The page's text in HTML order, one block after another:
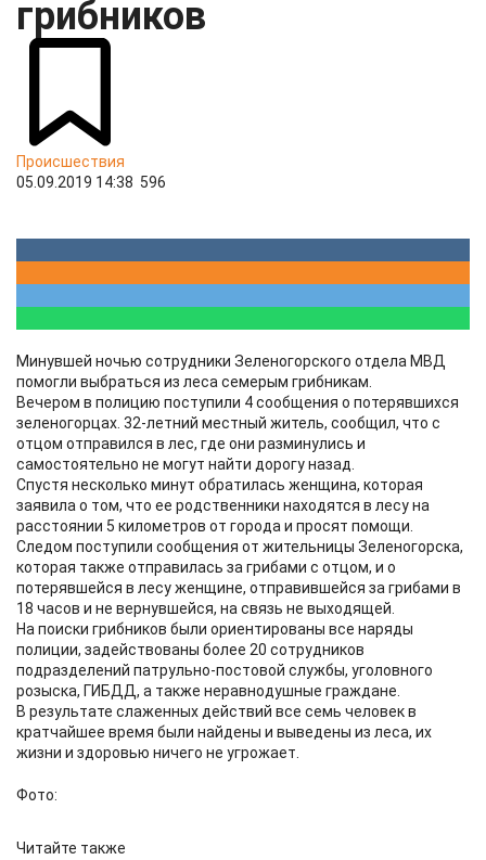
грибников
Происшествия
05.09.2019 14:38 596
Минувшей ночью сотрудники Зеленогорского отдела МВД
помогли выбраться из леса семерым грибникам.
Вечером в полицию поступили 4 сообщения о потерявшихся
зеленогорцах. 32-летний местный житель, сообщил, что с
отцом отправился в лес, где они разминулись и
самостоятельно не могут найти дорогу назад.
Спустя несколько минут обратилась женщина, которая
заявила о том, что ее родственники находятся в лесу на
расстоянии 5 километров от города и просят помощи.
Следом поступили сообщения от жительницы Зеленогорска,
которая также отправилась за грибами с отцом, и о
потерявшейся в лесу женщине, отправившейся за грибами в
18 часов и не вернувшейся, на связь не выходящей.
На поиски грибников были ориентированы все наряды
полиции, задействованы более 20 сотрудников
подразделений патрульно-постовой службы, уголовного
розыска, ГИБДД, а также неравнодушные граждане.
В результате слаженных действий все семь человек в
кратчайшее время были найдены и выведены из леса, их
жизни и здоровью ничего не угрожает.
Фото:
Читайте также